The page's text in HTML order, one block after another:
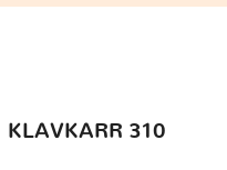
KLAVKARR 310